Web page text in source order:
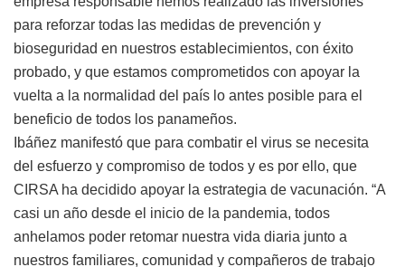
para reforzar todas las medidas de prevención y
bioseguridad en nuestros establecimientos, con éxito
probado, y que estamos comprometidos con apoyar la
vuelta a la normalidad del país lo antes posible para el
beneficio de todos los panameños.
Ibáñez manifestó que para combatir el virus se necesita
del esfuerzo y compromiso de todos y es por ello, que
CIRSA ha decidido apoyar la estrategia de vacunación. “A
casi un año desde el inicio de la pandemia, todos
anhelamos poder retomar nuestra vida diaria junto a
nuestros familiares, comunidad y compañeros de trabajo